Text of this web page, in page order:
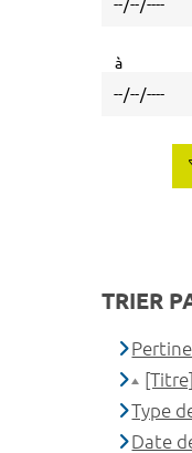
à
TRIER
[Titre]
Type
Date